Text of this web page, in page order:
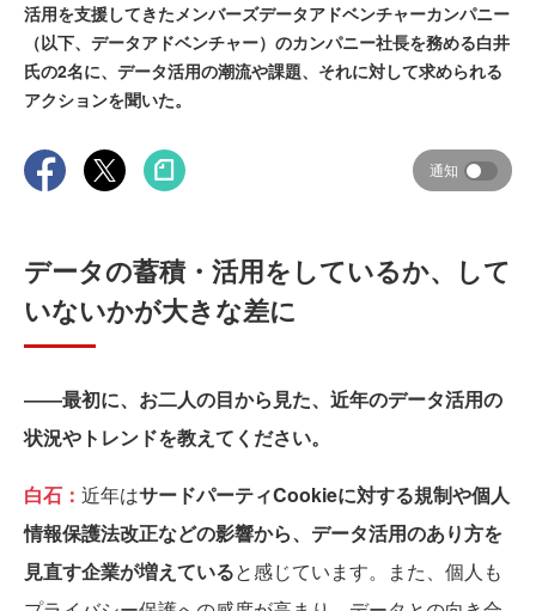
活用を支援してきたメンバーズデータアドベンチャーカンパニー
（以下、データアドベンチャー）のカンパニー社長を務める白井
氏の2名に、データ活用の潮流や課題、それに対して求められる
アクションを聞いた。
通知
データの蓄積・活用をしているか、して
いないかが大きな差に
――最初に、お二人の目から見た、近年のデータ活用の
状況やトレンドを教えてください。
白石： 近年はサードパーティCookieに対する規制や個人
情報保護法改正などの影響から、データ活用のあり方を
見直す企業が増えていると感じています。また、個人も